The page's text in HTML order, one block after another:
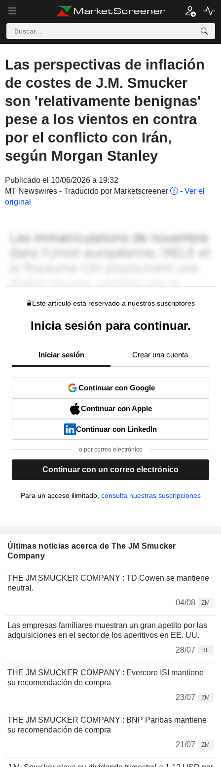
Las perspectivas de inflación
de costes de J.M. Smucker
son 'relativamente benignas'
pese a los vientos en contra
por el conflicto con Irán,
según Morgan Stanley
Publicado el 10/06/2026 a 19:32
MT Newswires - Traducido por Marketscreener
- Ver el
original
Este artículo está reservado a nuestros suscriptores
Inicia sesión para continuar.
Iniciar sesión Crear una cuenta
Continuar con Google
Continuar con Apple
Continuar con LinkedIn
o por correo electrónico
Continuar con un correo electrónico
Para un acceso ilimitado, consulta nuestras suscripciones
Últimas noticias acerca de The JM Smucker
Company
THE JM SMUCKER COMPANY : TD Cowen se mantiene
neutral.
04/08
ZM
Las empresas familiares muestran un gran apetito por las
adquisiciones en el sector de los aperitivos en EE. UU.
28/07
RE
THE JM SMUCKER COMPANY : Evercore ISI mantiene
su recomendación de compra
23/07
ZM
THE JM SMUCKER COMPANY : BNP Paribas mantiene
su recomendación de compra
21/07
ZM